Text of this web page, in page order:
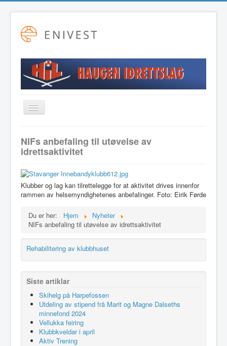
Toggle
Navigation
Alpint
Friidrett
Hovudstyret
Klubblokaler
Medlemsskap
NIFs anbefaling til utøvelse av
idrettsaktivitet
Klubber og lag kan tilrettelegge for at aktivitet drives innenfor
rammen av helsemyndighetenes anbefalinger. Foto: Eirik Førde
Du er her: Hjem
Nyheter
NIFs anbefaling til utøvelse av idrettsaktivitet
Rehabilitering av klubbhuset
Siste artiklar
Skihelg på Harpefossen
Utdeling av stipend frå Marit og Magne Dalseths
minnefond 2024
Vellukka feiring
Klubbkveldar i april
Aktiv Trening